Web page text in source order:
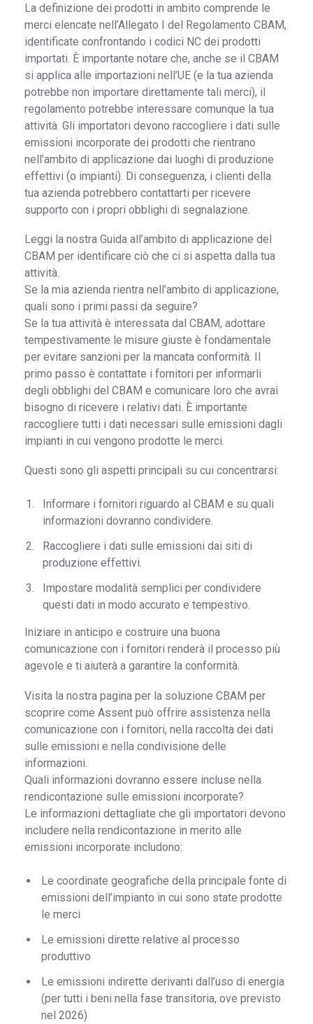
La definizione dei prodotti in ambito comprende le
merci elencate nell’Allegato I del Regolamento CBAM,
identificate confrontando i codici NC dei prodotti
importati. È importante notare che, anche se il CBAM
si applica alle importazioni nell’UE (e la tua azienda
potrebbe non importare direttamente tali merci), il
regolamento potrebbe interessare comunque la tua
attività. Gli importatori devono raccogliere i dati sulle
emissioni incorporate dei prodotti che rientrano
nell’ambito di applicazione dai luoghi di produzione
effettivi (o impianti). Di conseguenza, i clienti della
tua azienda potrebbero contattarti per ricevere
supporto con i propri obblighi di segnalazione.
Leggi la nostra Guida all’ambito di applicazione del
CBAM per identificare ciò che ci si aspetta dalla tua
attività.
Se la mia azienda rientra nell’ambito di applicazione,
quali sono i primi passi da seguire?
Se la tua attività è interessata dal CBAM, adottare
tempestivamente le misure giuste è fondamentale
per evitare sanzioni per la mancata conformità. Il
primo passo è contattate i fornitori per informarli
degli obblighi del CBAM e comunicare loro che avrai
bisogno di ricevere i relativi dati. È importante
raccogliere tutti i dati necessari sulle emissioni dagli
impianti in cui vengono prodotte le merci.
Questi sono gli aspetti principali su cui concentrarsi:
Informare i fornitori riguardo al CBAM e su quali
informazioni dovranno condividere.
Raccogliere i dati sulle emissioni dai siti di
produzione effettivi.
Impostare modalità semplici per condividere
questi dati in modo accurato e tempestivo.
Iniziare in anticipo e costruire una buona
comunicazione con i fornitori renderà il processo più
agevole e ti aiuterà a garantire la conformità.
Visita la nostra pagina per la soluzione CBAM per
scoprire come Assent può offrire assistenza nella
comunicazione con i fornitori, nella raccolta dei dati
sulle emissioni e nella condivisione delle
informazioni.
Quali informazioni dovranno essere incluse nella
rendicontazione sulle emissioni incorporate?
Le informazioni dettagliate che gli importatori devono
includere nella rendicontazione in merito alle
emissioni incorporate includono:
Le coordinate geografiche della principale fonte di
emissioni dell’impianto in cui sono state prodotte
le merci
Le emissioni dirette relative al processo
produttivo
Le emissioni indirette derivanti dall’uso di energia
(per tutti i beni nella fase transitoria, ove previsto
nel 2026)